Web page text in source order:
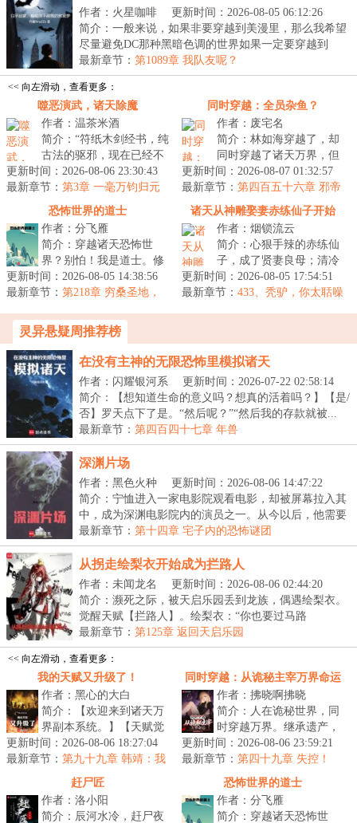
作者：火星咖啡
更新时间：2026-08-05 06:12:26
简介：一般来说，如果非要穿越到美漫里，那么我希望
尽量避免DC那种黑暗色调的世界如果一定要穿越到
DC，那...
最新章节： 第1089章 我队友呢？
<< 向左滑动，查看更多：
噬恶演武，诸天除魔
作者：温茶米酒
简介：“符纸木剑经书，纯
古法的驱邪，现在已经不
吃香了，就算术士出门，
都得带个二百斤的香炉防
身，你不...
更新时间：2026-08-06 23:30:43
最新章节： 第3章 一毫万钧归元
气，拳出东海挟风雷（4300单
同时穿越：全员杂鱼？
作者：废宅名
简介：林如海穿越了，却
同时穿越了诸天万界，但
他穿越的身份，每一个都
是杂鱼。就连同时穿越的
金手指，也...
更新时间：2026-08-07 01:32:57
最新章节： 第四百五十六章 邪帝
舍利
恐怖世界的道士
作者：分飞雁
简介：穿越诸天恐怖世
界？别怕！我是道士。修
道抓鬼、镇尸降妖，斩诸
天妖魔鬼怪。炼丹符箓、
更新时间：2026-08-05 14:38:56
最新章节： 第218章 穷桑圣地，
诸天从神雕娶妻赤练仙子开始
作者：烟锁流云
简介：心狠手辣的赤练仙
子，成了贤妻良母；清冷
如仙的小龙女，也变得活
泼可爱。还有杨过……看
更新时间：2026-08-05 17:54:51
最新章节： 433、秃驴，你太聒噪
灵异悬疑周推荐榜
在没有主神的无限恐怖里模拟诸天
作者：闪耀银河系
更新时间：2026-07-22 02:58:14
简介：【想知道生命的意义吗？想真的活着吗？】【是/
否】罗天点下了是。“然后呢？”“然后我的存款就被...
最新章节： 第四百四十七章 年兽
深渊片场
作者：黑色火种
更新时间：2026-08-06 14:47:22
简介：宁恤进入一家电影院观看电影，却被屏幕拉入其
中，成为深渊电影院内的演员之一。从今以后，他需要
不...
最新章节： 第十四章 宅子内的恐怖谜团
从拐走绘梨衣开始成为拦路人
作者：未闻龙名
更新时间：2026-08-06 02:44:20
简介：濒死之际，被天启乐园丢到龙族，偶遇绘梨衣。
觉醒天赋【拦路人】。绘梨衣：“你也要过马路
吗？”关...
最新章节： 第125章 返回天启乐园
<< 向左滑动，查看更多：
我的天赋又升级了！
作者：黑心的大白
简介：【欢迎来到诸天万
界副本系统。】【天赋觉
醒中……】【觉醒完
毕！】【恭喜您，觉醒了
X级本命天赋：...
更新时间：2026-08-06 18:27:04
最新章节： 第九十九章 韩靖：我
擦，什么情况？（五更求票）
同时穿越：从诡秘主宰万界命运
作者：拂晓啊拂晓
简介：人在诡秘世界，同
时穿越万界。继承遗产，
横行诸天。塔罗会，他是
愚者最信赖的挚友。坐忘
道，他是红...
更新时间：2026-08-06 23:59:21
最新章节： 第四十九章 失控！
赶尸匠
作者：洛小阳
简介：辰河水冷，赶尸夜
恐怖世界的道士
作者：分飞雁
简介：穿越诸天恐怖世